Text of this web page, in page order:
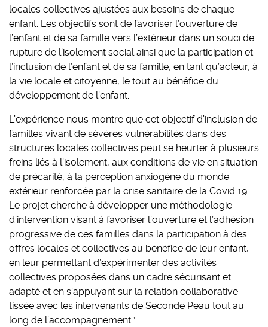
locales collectives ajustées aux besoins de chaque
enfant. Les objectifs sont de favoriser l’ouverture de
l’enfant et de sa famille vers l’extérieur dans un souci de
rupture de l’isolement social ainsi que la participation et
l’inclusion de l’enfant et de sa famille, en tant qu’acteur, à
la vie locale et citoyenne, le tout au bénéfice du
développement de l’enfant.
L’expérience nous montre que cet objectif d’inclusion de
familles vivant de sévères vulnérabilités dans des
structures locales collectives peut se heurter à plusieurs
freins liés à l’isolement, aux conditions de vie en situation
de précarité, à la perception anxiogène du monde
extérieur renforcée par la crise sanitaire de la Covid 19.
Le projet cherche à développer une méthodologie
d’intervention visant à favoriser l’ouverture et l’adhésion
progressive de ces familles dans la participation à des
offres locales et collectives au bénéfice de leur enfant,
en leur permettant d’expérimenter des activités
collectives proposées dans un cadre sécurisant et
adapté et en s’appuyant sur la relation collaborative
tissée avec les intervenants de Seconde Peau tout au
long de l’accompagnement.”